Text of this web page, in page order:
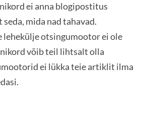
ei anna blogipostitus
mida nad tahavad.
lehekülje otsingumootor ei ole
võib teil lihtsalt olla
ei lükka teie artiklit ilma